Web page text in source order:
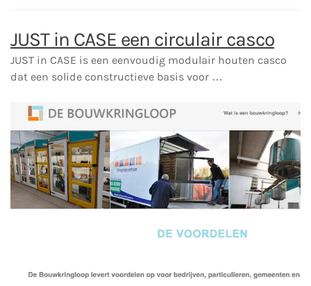
JUST in CASE een circulair casco
JUST in CASE is een eenvoudig modulair houten casco
dat een solide constructieve basis voor …